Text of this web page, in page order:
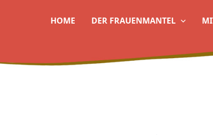
HOME DER FRAUENMANTEL